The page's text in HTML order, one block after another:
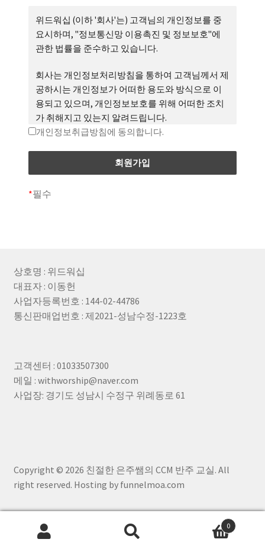
※「PC통신, 무선 등을 이용하는 전자상거래에 대
해서도 그 성질에 반하지 않는 한 이 약관을 준용합
니다.」
제2조(정의)
① “몰”이란 위드워십이 재화 또는 용역(이하 “재화
등”이라 함)을 이용자에게 제공하기 위하여 컴퓨터
있도록 설정한 가상의 영업장을 말하며, 아울러 사
② “이용자”란 “몰”에 접속하여 이 약관에 따라
“몰”이 제공하는 서비스를 받는 회원 및 비회원을
말합니다.
③ ‘회원’이라 함은 “몰”에 회원등록을 한 자로서,
계속적으로 “몰”이 제공하는 서비스를 이용할 수
있는 자를 말합니다.
제3조 (약관 등의 명시와 설명 및 개정)
위드워십 (이하 '회사'는) 고객님의 개인정보를 중
요시하며, "정보통신망 이용촉진 및 정보보호"에
관한 법률을 준수하고 있습니다.
회사는 개인정보처리방침을 통하여 고객님께서 제
공하시는 개인정보가 어떠한 용도와 방식으로 이
용되고 있으며, 개인정보보호를 위해 어떠한 조치
가 취해지고 있는지 알려드립니다.
트 공지사항(또는 개별공지)을 통하여 공지할 것입
니다.
래와 같은 개인정보를 수집하고 있습니다.
ο 수집항목: 이름 , 생년월일 , 성별 , 로그인ID , 비밀
번호 , 비밀번호 질문과 답변 , 자택 전화번호 , 휴대
전화번호 , 이메일 , 법정대리인정보 , 주민등록번
ο 개인정보 수집방법: 홈페이지(회원 가입) , 서면양
식
회사는 수집한 개인정보를 다음의 목적을 위해 활
용합니다.
ο 서비스 제공에 관한 계약 이행 및 서비스 제공에
따른 요금정산 콘텐츠 제공 , 구매 및 요금 결제 , 물
품배송 또는 청구지 등 발송
개인정보취급방침에 동의합니다.
*필수
상호명 : 위드워십
대표자 : 이동헌
사업자등록번호 : 144-02-44786
통신판매업번호 : 제2021-성남수정-1223호
고객센터 : 01033507300
메일 : withworship@naver.com
사업장: 경기도 성남시 수정구 위례동로 61
Copyright © 2026 친절한 은주쌤의 CCM 반주 교실. All
right reserved. Hosting by funnelmoa.com
0